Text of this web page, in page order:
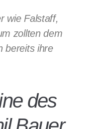
wie Falstaff,
zollten dem
bereits ihre
des